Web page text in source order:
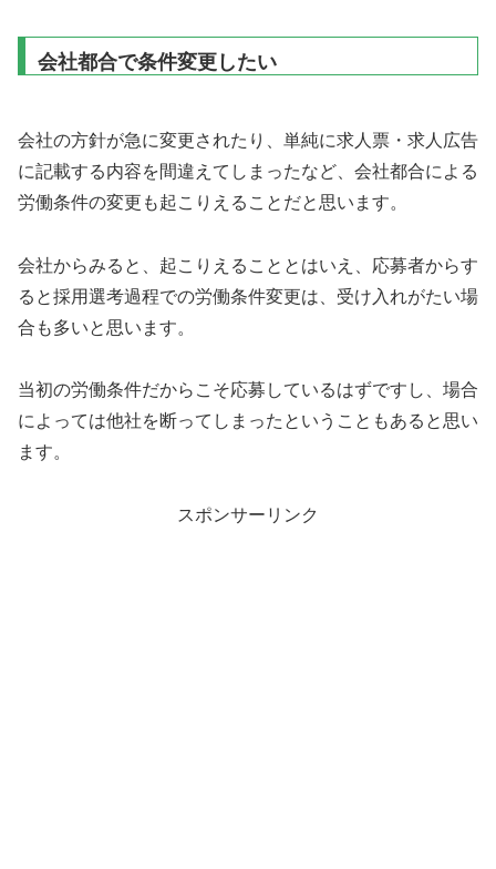
会社都合で条件変更したい
会社の方針が急に変更されたり、単純に求人票・求人広告
に記載する内容を間違えてしまったなど、会社都合による
労働条件の変更も起こりえることだと思います。
会社からみると、起こりえることとはいえ、応募者からす
ると採用選考過程での労働条件変更は、受け入れがたい場
合も多いと思います。
当初の労働条件だからこそ応募しているはずですし、場合
によっては他社を断ってしまったということもあると思い
ます。
スポンサーリンク